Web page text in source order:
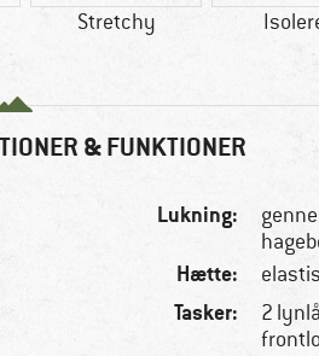
Stretchy
& FUNKTIONER
Lukning:
Hætte:
Tasker:
2